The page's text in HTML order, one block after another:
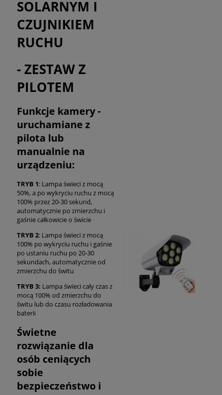
SOLARNYM I
CZUJNIKIEM
RUCHU
- ZESTAW Z
PILOTEM
Funkcje kamery -
uruchamiane z
pilota lub
manualnie na
urządzeniu:
TRYB 1: Lampa świeci z mocą
50%, a po wykryciu ruchu z mocą
100% przez 20-30 sekund,
automatycznie po zmierzchu i
gaśnie całkowicie o świcie
TRYB 2: Lampa świeci z mocą
100% po wykryciu ruchu i gaśnie
po ustaniu ruchu po 20-30
sekundach, automatycznie od
zmierzchu do świtu
TRYB 3: Lampa świeci cały czas z
mocą 100% od zmierzchu do
świtu lub do czasu rozładowania
baterii
Świetne
rozwiązanie dla
osób ceniących
sobie
bezpieczeństwo i